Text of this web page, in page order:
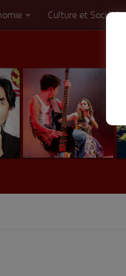
Culture et Société